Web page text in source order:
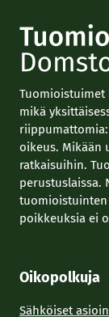
Tuomioistuimet
mikä
oikeus. Mikään
ratkaisuihin.
perustuslaissa.
tuomioistuinten
poikkeuksia ei
Oikopolkuja
Sähköiset